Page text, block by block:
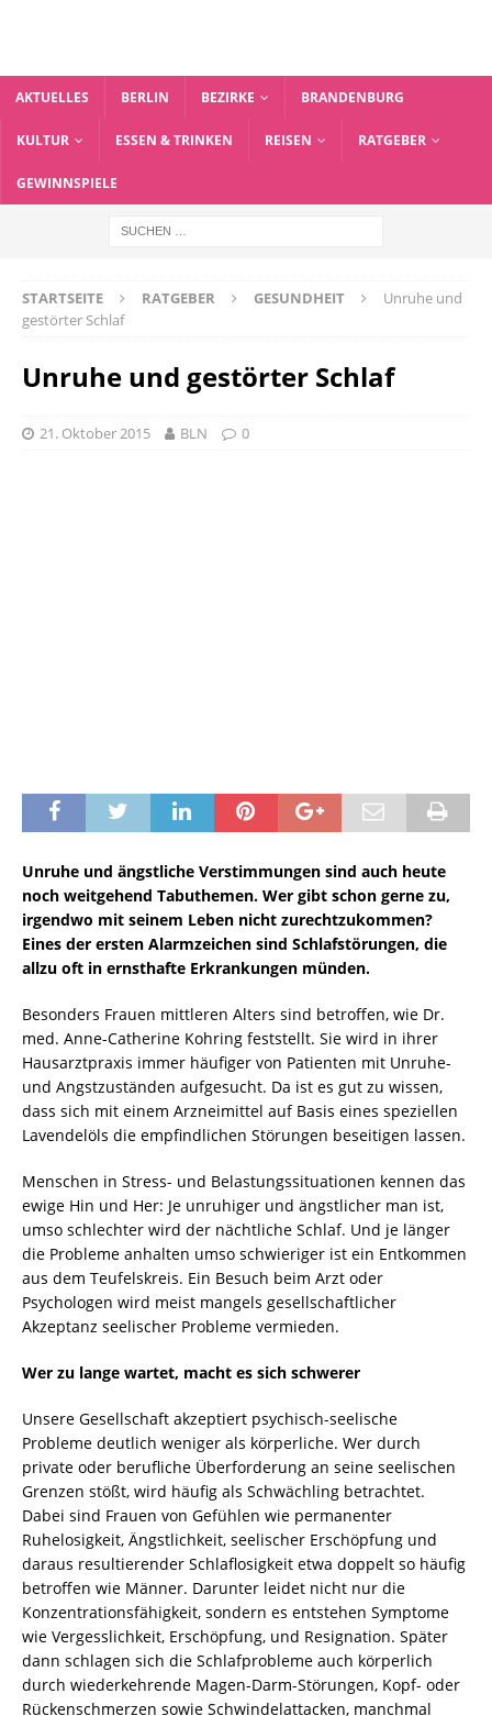
AKTUELLES BERLIN BEZIRKE BRANDENBURG
KULTUR ESSEN & TRINKEN REISEN RATGEBER
GEWINNSPIELE
STARTSEITE RATGEBER GESUNDHEIT
Unruhe und
gestörter Schlaf
Unruhe und gestörter Schlaf
21. Oktober 2015 BLN 0
Unruhe und ängstliche Verstimmungen sind auch heute
noch weitgehend Tabuthemen. Wer gibt schon gerne zu,
irgendwo mit seinem Leben nicht zurechtzukommen?
Eines der ersten Alarmzeichen sind Schlafstörungen, die
allzu oft in ernsthafte Erkrankungen münden.
Besonders Frauen mittleren Alters sind betroffen, wie Dr.
med. Anne-Catherine Kohring feststellt. Sie wird in ihrer
Hausarztpraxis immer häufiger von Patienten mit Unruhe-
und Angstzuständen aufgesucht. Da ist es gut zu wissen,
dass sich mit einem Arzneimittel auf Basis eines speziellen
Lavendelöls die empfindlichen Störungen beseitigen lassen.
Menschen in Stress- und Belastungssituationen kennen das
ewige Hin und Her: Je unruhiger und ängstlicher man ist,
umso schlechter wird der nächtliche Schlaf. Und je länger
die Probleme anhalten umso schwieriger ist ein Entkommen
aus dem Teufelskreis. Ein Besuch beim Arzt oder
Psychologen wird meist mangels gesellschaftlicher
Akzeptanz seelischer Probleme vermieden.
Wer zu lange wartet, macht es sich schwerer
Unsere Gesellschaft akzeptiert psychisch-seelische
Probleme deutlich weniger als körperliche. Wer durch
private oder berufliche Überforderung an seine seelischen
Grenzen stößt, wird häufig als Schwächling betrachtet.
Dabei sind Frauen von Gefühlen wie permanenter
Ruhelosigkeit, Ängstlichkeit, seelischer Erschöpfung und
daraus resultierender Schlaflosigkeit etwa doppelt so häufig
betroffen wie Männer. Darunter leidet nicht nur die
Konzentrationsfähigkeit, sondern es entstehen Symptome
wie Vergesslichkeit, Erschöpfung, und Resignation. Später
dann schlagen sich die Schlafprobleme auch körperlich
durch wiederkehrende Magen-Darm-Störungen, Kopf- oder
Rückenschmerzen sowie Schwindelattacken, manchmal